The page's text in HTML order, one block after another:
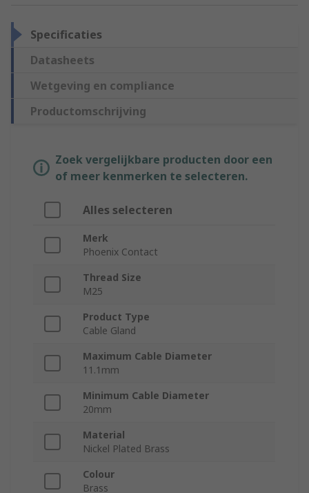
Specificaties
Datasheets
Wetgeving en compliance
Productomschrijving
Zoek vergelijkbare producten door een
of meer kenmerken te selecteren.
Alles selecteren
Merk
Phoenix Contact
Thread Size
M25
Product Type
Cable Gland
Maximum Cable Diameter
11.1mm
Minimum Cable Diameter
20mm
Material
Nickel Plated Brass
Colour
Brass